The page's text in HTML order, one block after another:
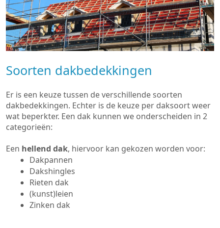
Soorten dakbedekkingen
Er is een keuze tussen de verschillende soorten
dakbedekkingen. Echter is de keuze per daksoort weer
wat beperkter. Een dak kunnen we onderscheiden in 2
categorieën:
Een hellend dak, hiervoor kan gekozen worden voor:
Dakpannen
Dakshingles
Rieten dak
(kunst)leien
Zinken dak